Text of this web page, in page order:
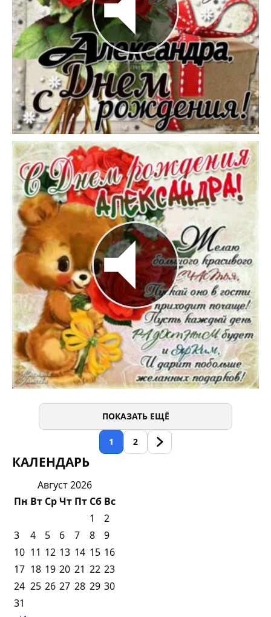
ПОКАЗАТЬ ЕЩЁ
1 2
КАЛЕНДАРЬ
Август 2026
Пн Вт СрЧт Пт Сб Вс
1
2
3
4 5 6 7 8
9
10 11 12 13 14 15 16
17 18 19 20 21 22 23
24 25 26 27 28 29 30
31